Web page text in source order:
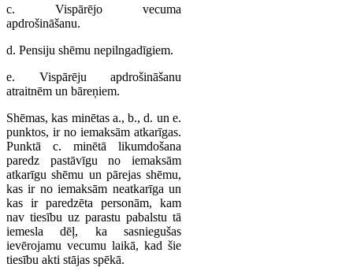
c. Vispārējo vecuma
apdrošināšanu.
d. Pensiju shēmu nepilngadīgiem.
e. Vispārēju apdrošināšanu
atraitnēm un bāreņiem.
Shēmas, kas minētas a., b., d. un e.
punktos, ir no iemaksām atkarīgas.
Punktā c. minētā likumdošana
paredz pastāvīgu no iemaksām
atkarīgu shēmu un pārejas shēmu,
kas ir no iemaksām neatkarīga un
kas ir paredzēta personām, kam
nav tiesību uz parastu pabalstu tā
iemesla dēļ, ka sasniegušas
ievērojamu vecumu laikā, kad šie
tiesību akti stājas spēkā.